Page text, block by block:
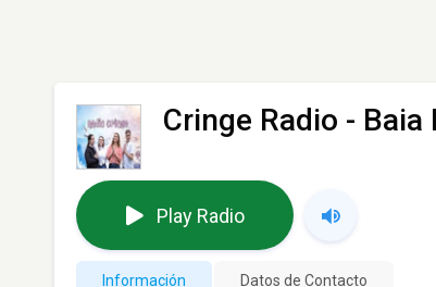
Cringe Radio - Baia
Play Radio
Información Datos de Contacto